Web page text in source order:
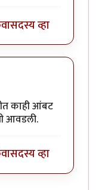
सदस्य व्हा
काही आंबट
आवडली.
सदस्य व्हा